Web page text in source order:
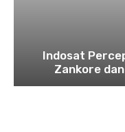
Indosat
Zankore